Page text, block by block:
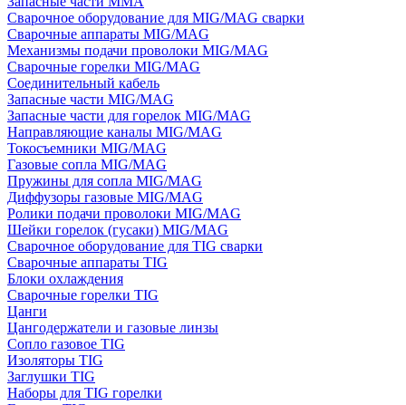
Сварочное оборудование для MIG/MAG сварки
Сварочные аппараты MIG/MAG
Механизмы подачи проволоки MIG/MAG
Сварочные горелки MIG/MAG
Соединительный кабель
Запасные части MIG/MAG
Запасные части для горелок MIG/MAG
Направляющие каналы MIG/MAG
Токосъемники MIG/MAG
Газовые сопла MIG/MAG
Пружины для сопла MIG/MAG
Диффузоры газовые MIG/MAG
Ролики подачи проволоки MIG/MAG
Шейки горелок (гусаки) MIG/MAG
Сварочное оборудование для TIG сварки
Сварочные аппараты TIG
Блоки охлаждения
Сварочные горелки TIG
Цанги
Цангодержатели и газовые линзы
Сопло газовое TIG
Изоляторы TIG
Заглушки TIG
Наборы для TIG горелки